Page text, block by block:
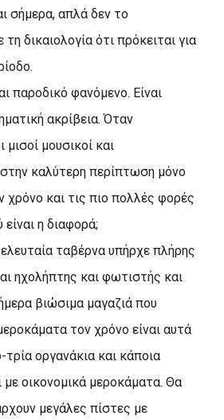
σήμερα, απλά δεν το
δικαιολογία ότι πρόκειται για
παροδικό φανόμενο. Eίναι
ακρίβεια. Όταν
μισοί μουσικοί και
καλύτερη περίπτωση μόνο
χρόνο και τις πιο πολλές φορές
η διαφορά;
ταβέρνα υπήρχε πλήρης
ηχολήπτης και φωτιστής και
βιώσιμα μαγαζιά που
τον χρόνο είναι αυτά
οργανάκια και κάποια
με οικονομικά μεροκάματα. Θα
μεγάλες πίστες με